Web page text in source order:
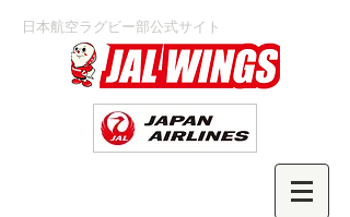
日本航空ラグビー部公式サイト